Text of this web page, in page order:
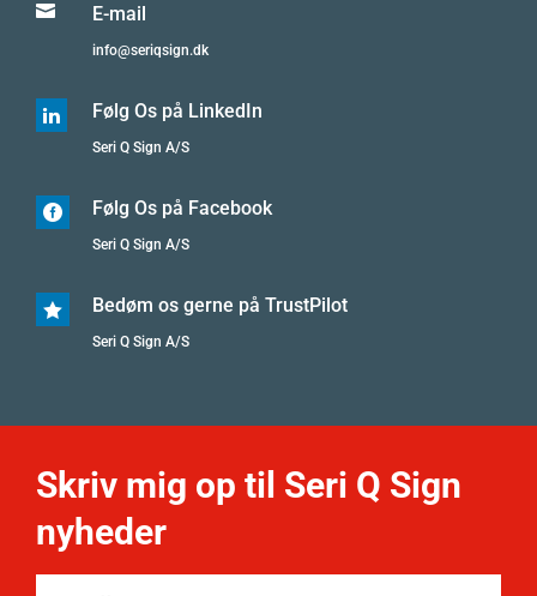
 E-mail
info@seriqsign.dk
 Følg Os på LinkedIn
Seri Q Sign A/S
 Følg Os på Facebook
Seri Q Sign A/S
 Bedøm os gerne på TrustPilot
Seri Q Sign A/S
Skriv mig op til Seri Q Sign
nyheder